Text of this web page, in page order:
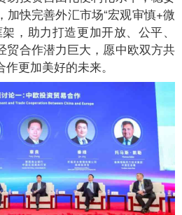
加快完善外汇市场“宏观审慎+微
，助力打造更加开放、公平、
贸合作潜力巨大，愿中欧双方共
更加美好的未来。